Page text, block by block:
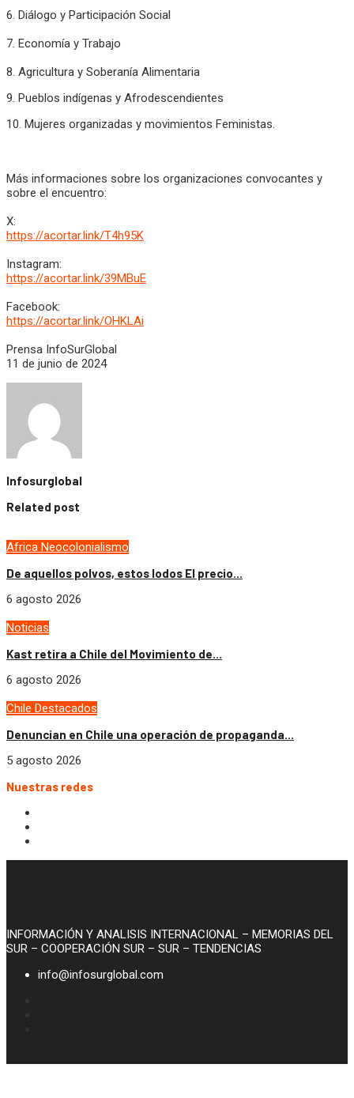
6. Diálogo y Participación Social
7. Economía y Trabajo
8. Agricultura y Soberanía Alimentaria
9. Pueblos indígenas y Afrodescendientes
10. Mujeres organizadas y movimientos Feministas.
Más informaciones sobre los organizaciones convocantes y
sobre el encuentro:
X:
https://acortar.link/T4h95K
Instagram:
https://acortar.link/39MBuE
Facebook:
https://acortar.link/OHKLAi
Prensa InfoSurGlobal
11 de junio de 2024
Infosurglobal
Related post
Africa Neocolonialismo
De aquellos polvos, estos lodos El precio...
6 agosto 2026
Noticias
Kast retira a Chile del Movimiento de...
6 agosto 2026
Chile Destacados
Denuncian en Chile una operación de propaganda...
5 agosto 2026
Nuestras redes
INFORMACIÓN Y ANALISIS INTERNACIONAL – MEMORIAS DEL
SUR – COOPERACIÓN SUR – SUR – TENDENCIAS
info@infosurglobal.com